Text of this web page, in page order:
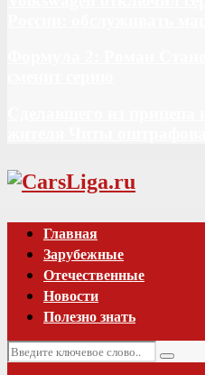
Vk
Главная
Зарубежные
Отечественные
Новости
Полезно знать
Искать:
Поиск